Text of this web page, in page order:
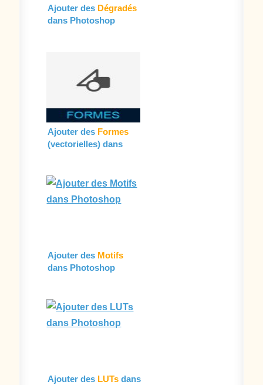
Ajouter des Dégradés
dans Photoshop
Ajouter des Formes
(vectorielles) dans
Ajouter des Motifs
dans Photoshop
Ajouter des LUTs dans